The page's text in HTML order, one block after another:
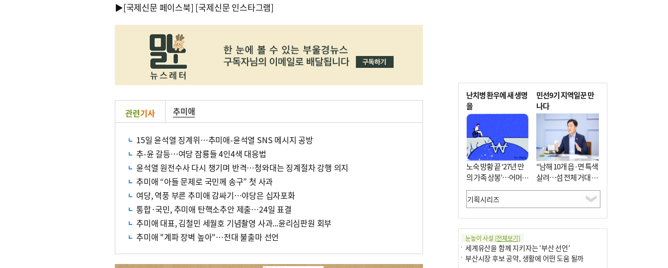
▶[국제신문 페이스북] [국제신문 인스타그램]
관련기사 추미애
15일 윤석열 징계위…추미애-윤석열 SNS 메시지 공방
추-윤 갈등…여당 잠룡들 4인4색 대응법
윤석열 원전수사 다시 챙기며 반격…청와대는 징계절차 강행 의지
추미애 “아들 문제로 국민께 송구” 첫 사과
여당, 역풍 부른 추미애 감싸기…야당은 십자포화
통합·국민, 추미애 탄핵소추안 제출…24일 표결
추미애 대표, 김철민 세월호 기념촬영 사과...윤리심판원 회부
추미애 "계파 장벽 높아"…전대 불출마 선언
난치병 환우에 새 생명
을
노숙 방황 끝 ‘27년 만
의 가족 상봉’…어머니
와 행복 꿈꿔
민선9기 지역일꾼 만
나다
“남해 10개 읍·면 특색
살려…섬 전체 거대 정
원으로 조성”
눈높이 사설 [전체보기]
세계유산을 함께 지키자는 ‘부산 선언’
부산시장 후보 공약, 생활에 어떤 도움 될까